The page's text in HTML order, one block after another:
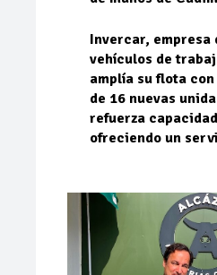
Invercar, empresa
vehículos de
amplía su flota
de 16 nuevas
refuerza
ofreciendo un